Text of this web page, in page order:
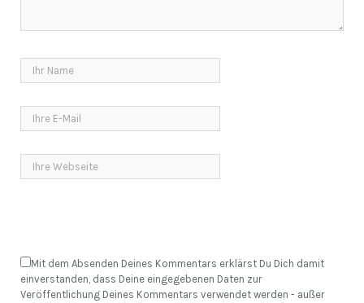
Mit dem Absenden Deines Kommentars erklärst Du Dich damit
einverstanden, dass Deine eingegebenen Daten zur
Veröffentlichung Deines Kommentars verwendet werden - außer